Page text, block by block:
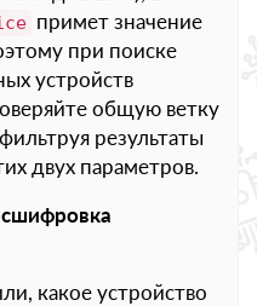
примет значение
при поиске
устройств
общую ветку
результаты
двух параметров.
какое устройство